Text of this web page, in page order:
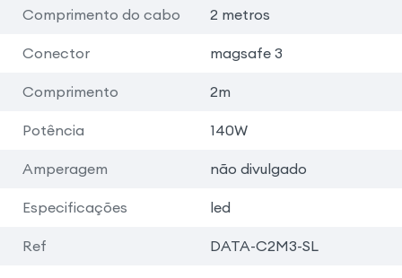
Comprimento do cabo 2 metros
Conector magsafe 3
Comprimento 2m
Potência 140W
Amperagem não divulgado
Especificações led
Ref DATA-C2M3-SL